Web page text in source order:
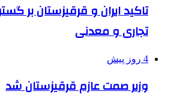
تاکید ایران و قرقیزستان بر
تجاری و معدنی
4 روز پیش
وزیر صمت عازم قرقیزستان شد